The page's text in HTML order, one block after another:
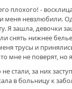
плохого! -
меня невзлюбили.
Я зашла, девочки
снять нижнее
трусы и
мне не поверят, но
стали, за них
в больницу к